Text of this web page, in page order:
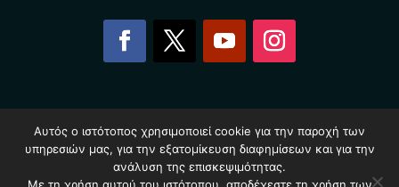
Επιχειρήσεων Ελλάδας – Greekonline.gr. All Rights
Reserved.
Όροι & Προυποθέσεις–Προστασία Προσωπικών
Αυτός ο ιστότοπος χρησιμοποιεί cookie για την παροχή των
υπηρεσιών μας, για την εξατομίκευση διαφημίσεων και για την
ανάλυση της επισκεψιμότητας.